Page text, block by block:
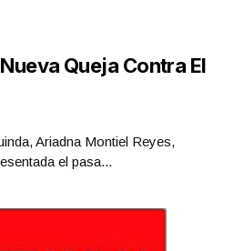
Queja Contra El
Ariadna Montiel Reyes,
el pasa...